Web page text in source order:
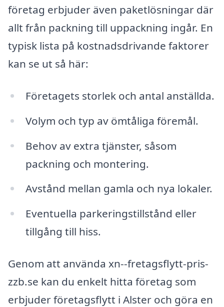
företag erbjuder även paketlösningar där
allt från packning till uppackning ingår. En
typisk lista på kostnadsdrivande faktorer
kan se ut så här:
Företagets storlek och antal anställda.
Volym och typ av ömtåliga föremål.
Behov av extra tjänster, såsom
packning och montering.
Avstånd mellan gamla och nya lokaler.
Eventuella parkeringstillstånd eller
tillgång till hiss.
Genom att använda xn--fretagsflytt-pris-
zzb.se kan du enkelt hitta företag som
erbjuder företagsflytt i Alster och göra en